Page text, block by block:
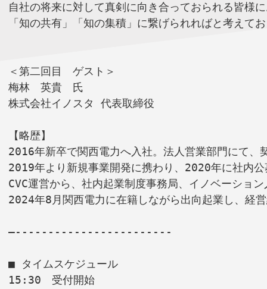
自社の将来に対して真剣に向き合っておられる皆様
「知の共有」「知の集積」に繋げられればと考えて
＜第二回目　ゲスト＞
梅林　英貴　氏
株式会社イノスタ 代表取締役
【略歴】
2016年新卒で関西電力へ入社。法人営業部門にて、
2019年より新規事業開発に携わり、2020年に社内
CVC運営から、社内起業制度事務局、イノベーショ
2024年8月関西電力に在籍しながら出向起業し、経
—------------------------
■ タイムスケジュール
15:30　受付開始